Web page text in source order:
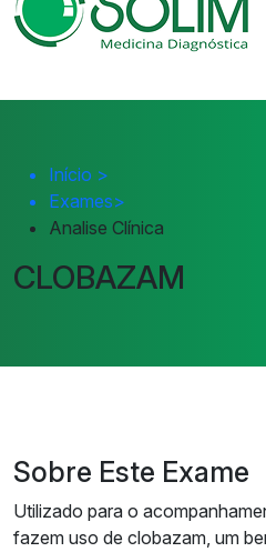
Início >
Exames>
Analise Clínica
CLOBAZAM
Sobre Este Exame
Utilizado para o
fazem uso de clobazam, um